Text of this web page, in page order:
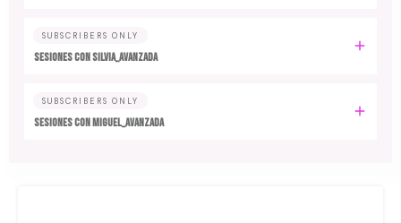
SUBSCRIBERS ONLY
SESIONES CON SILVIA_AVANZADA
SUBSCRIBERS ONLY
SESIONES CON MIGUEL_AVANZADA